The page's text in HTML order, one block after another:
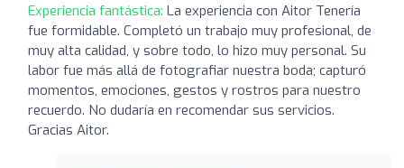
Experiencia fantástica: La experiencia con Aitor Tenería
fue formidable. Completó un trabajo muy profesional, de
muy alta calidad, y sobre todo, lo hizo muy personal. Su
labor fue más allá de fotografiar nuestra boda; capturó
momentos, emociones, gestos y rostros para nuestro
recuerdo. No dudaría en recomendar sus servicios.
Gracias Aitor.